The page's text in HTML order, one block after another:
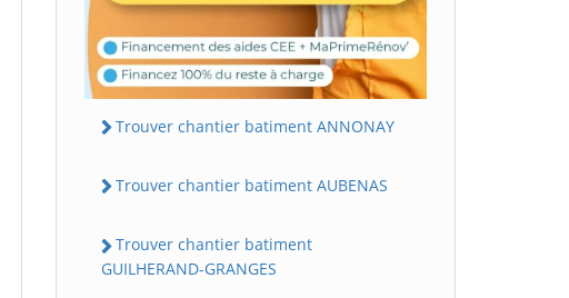
Trouver chantier batiment ANNONAY
Trouver chantier batiment AUBENAS
Trouver chantier batiment
GUILHERAND-GRANGES